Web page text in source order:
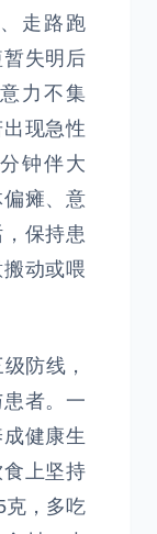
走路跑
失明后
力不集
现急性
钟伴大
瘫、意
保持患
动或喂
防线，
者。一
健康生
上坚持
克，多吃